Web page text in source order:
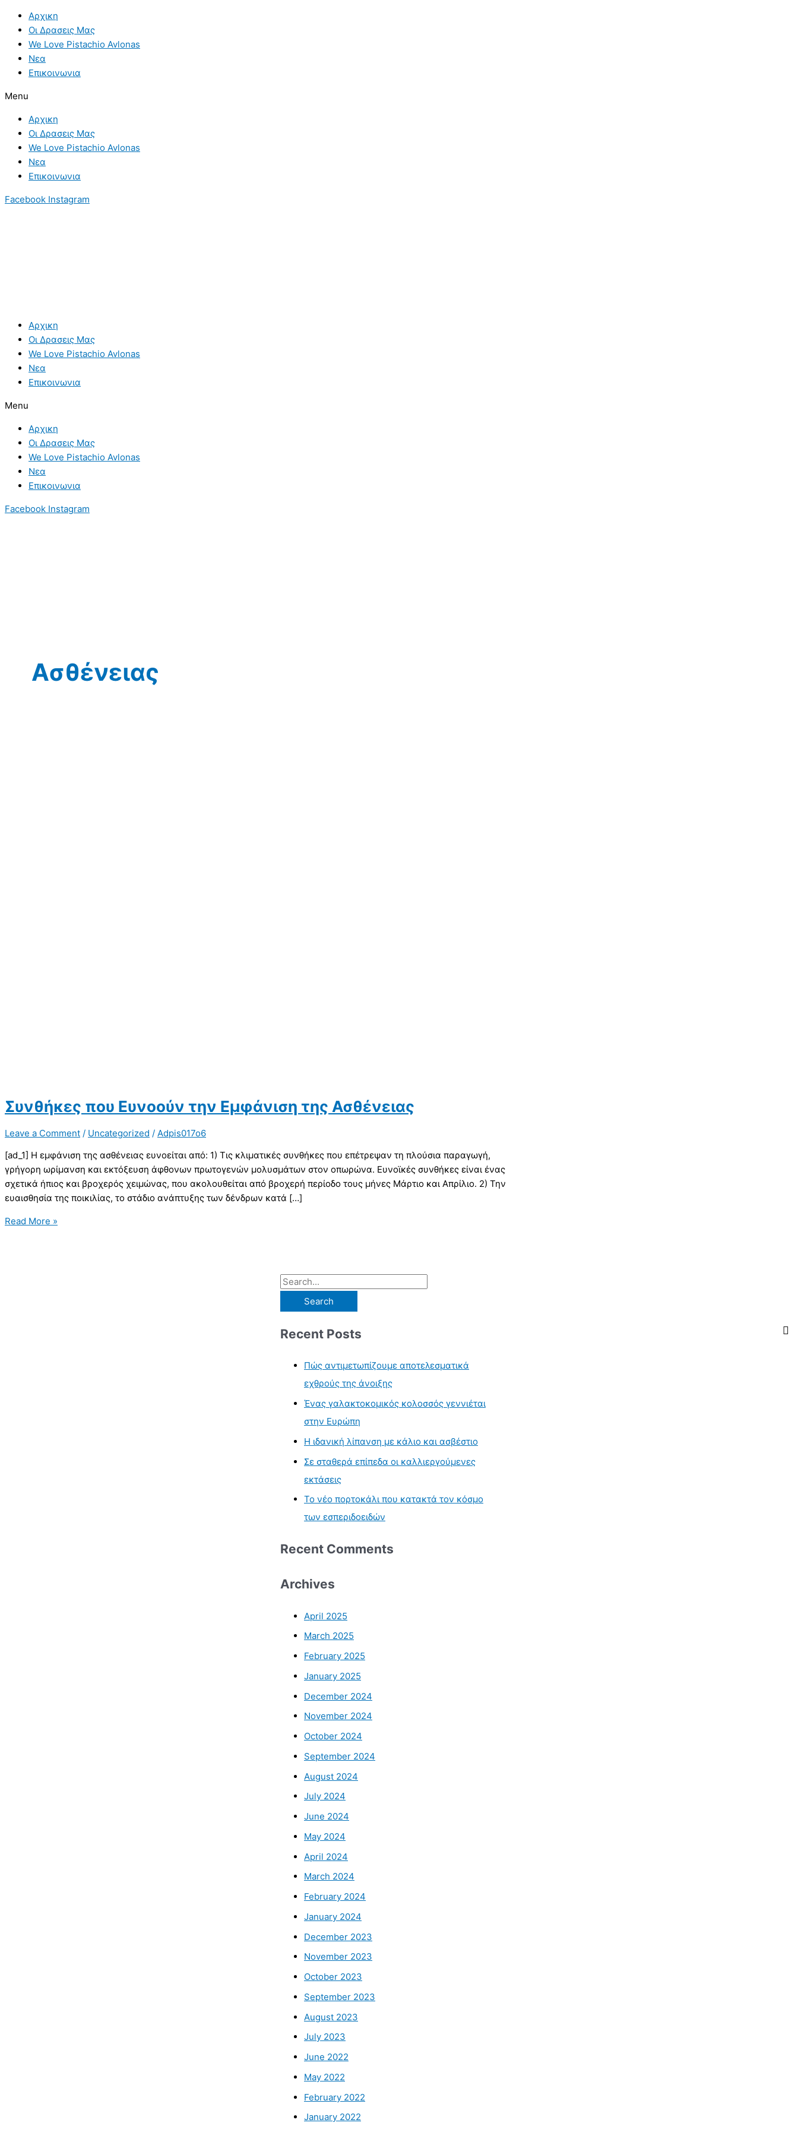
content
Αρχικη
Οι Δρασεις Μας
We Love Pistachio Avlonas
Νεα
Επικοινωνια
Menu
Αρχικη
Οι Δρασεις Μας
We Love Pistachio Avlonas
Νεα
Επικοινωνια
Facebook Instagram
Αρχικη
Οι Δρασεις Μας
We Love Pistachio Avlonas
Νεα
Επικοινωνια
Menu
Αρχικη
Οι Δρασεις Μας
We Love Pistachio Avlonas
Νεα
Επικοινωνια
Facebook Instagram
Ασθένειας
Συνθήκες που Ευνοούν την Εμφάνιση της Ασθένειας
Leave a Comment / Uncategorized / Adpis017o6
[ad_1] Η εμφάνιση της ασθένειας ευνοείται από: 1) Τις κλιματικές συνθήκες που επέτρεψαν τη πλούσια παραγωγή,
γρήγορη ωρίμανση και εκτόξευση άφθονων πρωτογενών μολυσμάτων στον οπωρώνα. Ευνοϊκές συνθήκες είναι ένας
σχετικά ήπιος και βροχερός χειμώνας, που ακολουθείται από βροχερή περίοδο τους μήνες Μάρτιο και Απρίλιο. 2) Την
ευαισθησία της ποικιλίας, το στάδιο ανάπτυξης των δένδρων κατά […]
που
Ευνοούν
την
Εμφάνιση
Ασθένειας
Read More »
Recent Posts
Πώς αντιμετωπίζουμε αποτελεσματικά
εχθρούς της άνοιξης
Ένας γαλακτοκομικός κολοσσός γεννιέται
στην Ευρώπη
Η ιδανική λίπανση με κάλιο και ασβέστιο
Σε σταθερά επίπεδα οι καλλιεργούμενες
εκτάσεις
Το νέο πορτοκάλι που κατακτά τον κόσμο
των εσπεριδοειδών
Recent Comments
Archives
April 2025
March 2025
February 2025
January 2025
December 2024
November 2024
October 2024
September 2024
August 2024
July 2024
June 2024
May 2024
April 2024
March 2024
February 2024
January 2024
December 2023
November 2023
October 2023
September 2023
August 2023
July 2023
June 2022
May 2022
February 2022
January 2022